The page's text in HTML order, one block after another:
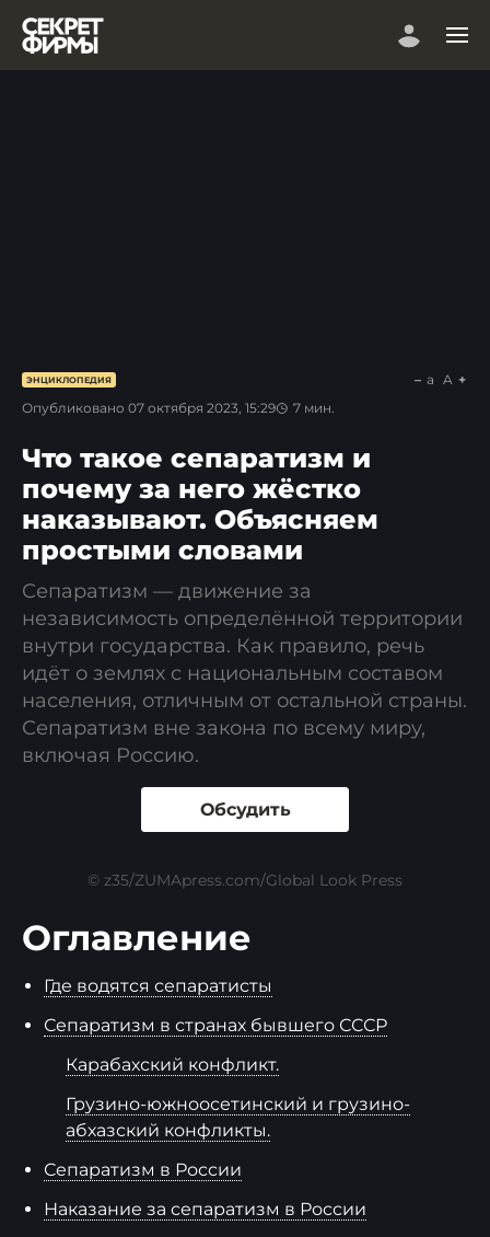
ЭНЦИКЛОПЕДИЯ
Опубликовано 07 октября 2023, 15:29 7 мин.
a A
Что такое сепаратизм и
почему за него жёстко
наказывают. Объясняем
простыми словами
Сепаратизм — движение за
независимость определённой территории
внутри государства. Как правило, речь
идёт о землях с национальным составом
населения, отличным от остальной страны.
Сепаратизм вне закона по всему миру,
включая Россию.
Обсудить
© z35/ZUMApress.com/Global Look Press
Оглавление
Где водятся сепаратисты
Сепаратизм в странах бывшего СССР
Карабахский конфликт.
Грузино-южноосетинский и грузино-
абхазский конфликты.
Сепаратизм в России
Наказание за сепаратизм в России